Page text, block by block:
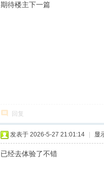
期待楼主下一篇
回复
发表于 2026-5-27 21:01:14 显
已经去体验了不错